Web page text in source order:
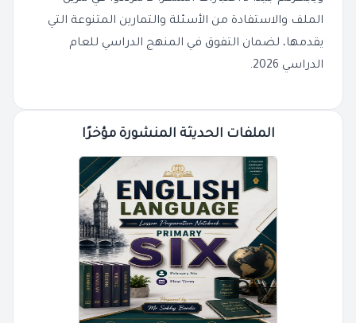
الملف والاستفادة من الأسئلة والتمارين المتنوعة التي
يقدمها، لضمان التفوق في المنهج الدراسي للعام
الدراسي 2026.
الملفات الحديثة المنشورة مؤخرًا